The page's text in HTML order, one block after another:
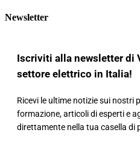
Newsletter
Iscriviti alla newsletter di
settore elettrico in Italia!
Ricevi le ultime notizie sui nostri
formazione, articoli di esperti e
direttamente nella tua casella di